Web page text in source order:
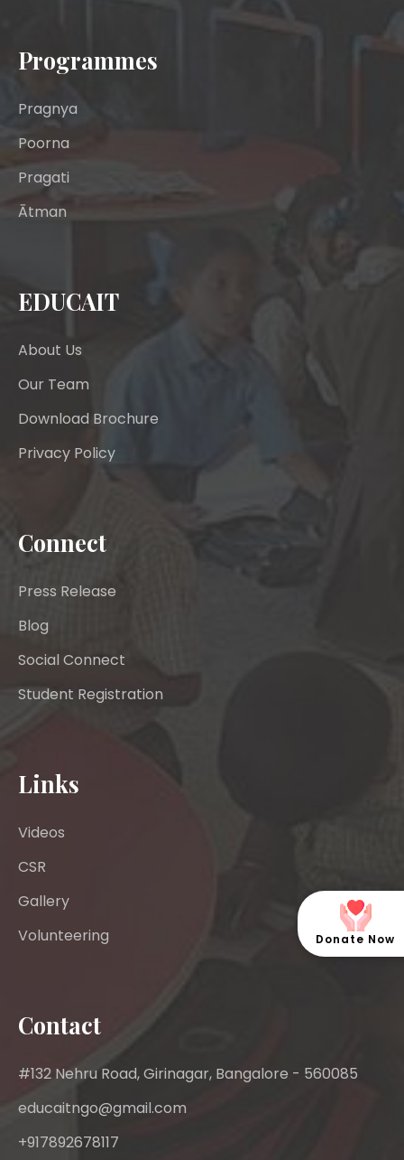
Programmes
Pragnya
Poorna
Pragati
Ātman
EDUCAIT
About Us
Our Team
Download Brochure
Privacy Policy
Connect
Press Release
Blog
Social Connect
Student Registration
Links
Videos
CSR
Gallery
Volunteering
Contact
#132 Nehru Road, Girinagar, Bangalore - 560085
educaitngo@gmail.com
+917892678117
Donate Now